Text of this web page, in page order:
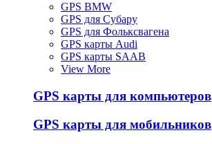
GPS BMW
GPS для Субару
GPS для Фольксвагена
GPS карты Audi
GPS карты SAAB
View More
GPS карты для компьютеров
GPS карты для мобильников